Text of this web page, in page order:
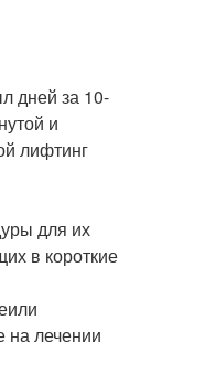
дней за 10-
и
лифтинг
для их
в короткие
на лечении